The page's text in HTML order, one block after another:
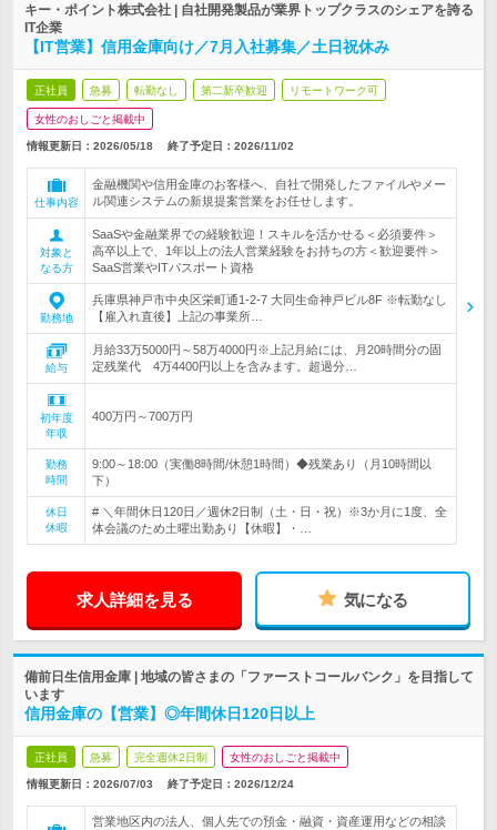
キー・ポイント株式会社 | 自社開発製品が業界トップクラスのシェアを誇る
IT企業
【IT営業】信用金庫向け／7月入社募集／土日祝休み
正社員 急募 転勤なし 第二新卒歓迎 リモートワーク可
女性のおしごと掲載中
情報更新日：2026/05/18 終了予定日： 2026/11/02
仕事内容
金融機関や信用金庫のお客様へ、自社で開発したファイルやメー
ル関連システムの新規提案営業をお任せします。
対象と
なる方
SaaSや金融業界での経験歓迎！スキルを活かせる＜必須要件＞
高卒以上で、1年以上の法人営業経験をお持ちの方＜歓迎要件＞
SaaS営業やITパスポート資格
勤務地
兵庫県神戸市中央区栄町通1-2-7 大同生命神戸ビル8F ※転勤なし
【雇入れ直後】上記の事業所…
給与
月給33万5000円～58万4000円※上記月給には、月20時間分の固
定残業代 4万4400円以上を含みます。超過分…
初年度
年収
400万円～700万円
勤務
時間
9:00～18:00（実働8時間/休憩1時間）◆残業あり（月10時間以
下）
休日
休暇
# ＼年間休日120日／週休2日制（土・日・祝）※3か月に1度、全
体会議のため土曜出勤あり【休暇】・…
求人詳細を見る 気になる
備前日生信用金庫 | 地域の皆さまの「ファーストコールバンク」を目指して
います
信用金庫の【営業】◎年間休日120日以上
正社員 急募 完全週休2日制 女性のおしごと掲載中
情報更新日：2026/07/03 終了予定日： 2026/12/24
営業地区内の法人、個人先での預金・融資・資産運用などの相談